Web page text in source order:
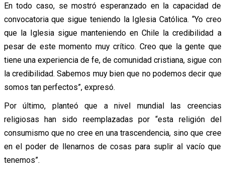
En todo caso, se mostró esperanzado en la capacidad de
convocatoria que sigue teniendo la Iglesia Católica. “Yo creo
que la Iglesia sigue manteniendo en Chile la credibilidad a
pesar de este momento muy crítico. Creo que la gente que
tiene una experiencia de fe, de comunidad cristiana, sigue con
la credibilidad. Sabemos muy bien que no podemos decir que
somos tan perfectos”, expresó.
Por último, planteó que a nivel mundial las creencias
religiosas han sido reemplazadas por “esta religión del
consumismo que no cree en una trascendencia, sino que cree
en el poder de llenarnos de cosas para suplir al vacío que
tenemos”.